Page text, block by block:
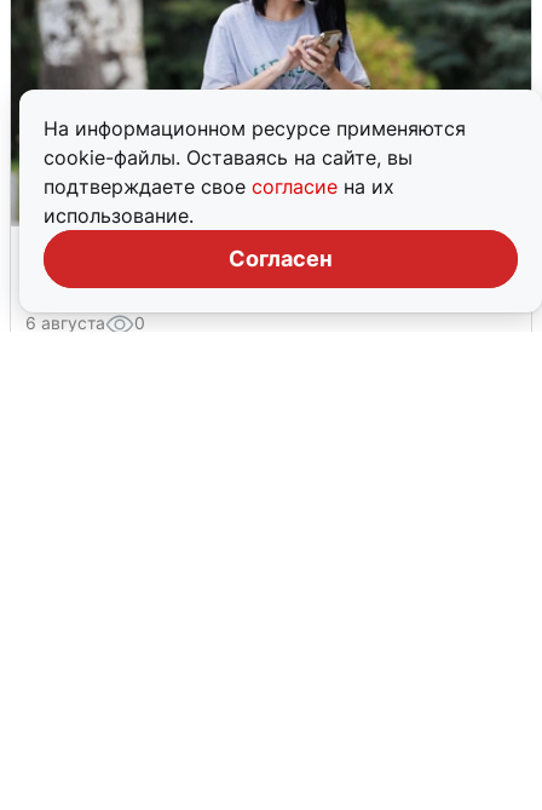
На информационном ресурсе применяются
cookie-файлы. Оставаясь на сайте, вы
подтверждаете свое согласие на их
использование.
Согласен
Волгоградцы остались без
мобильного интернета
6 августа 0